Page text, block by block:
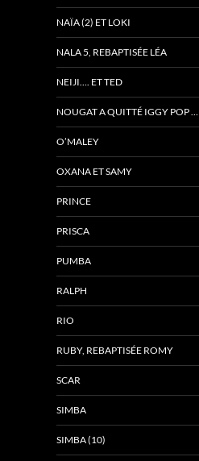
NAÏA (2) ET LOKI
NALA 5, REBAPTISÉE LÉA
NEIJI…. ET TED
NOUGAT A QUITTÉ IGGY POP …
O’MALEY
OXANA ET SAMY
PRINCE
PRISCA
PUMBA
RALPH
RIO
RUBY, REBAPTISÉE ROMY
SCAR
SIMBA
SIMBA (10)